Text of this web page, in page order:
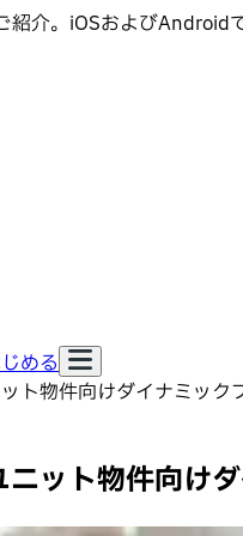
介。iOSおよびAndroid
める
ト物件向けダイナミッ
ット物件向け